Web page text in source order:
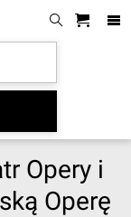
Opery i
Operę